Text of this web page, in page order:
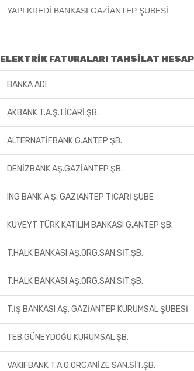
YAPI KREDİ BANKASI GAZİANTEP ŞUBESİ
ELEKTRİK FATURALARI TAHSİLAT
BANKA ADI
AKBANK T.A.Ş.TİCARİ ŞB.
ALTERNATİFBANK G.ANTEP ŞB.
DENİZBANK AŞ.GAZİANTEP ŞB.
ING BANK A.Ş. GAZİANTEP TİCARİ ŞUBE
KUVEYT TÜRK KATILIM BANKASI G.ANTEP ŞB.
T.HALK BANKASI AŞ.ORG.SAN.SİT.ŞB.
T.HALK BANKASI AŞ.ORG.SAN.SİT.ŞB.
T.İŞ BANKASI AŞ. GAZİANTEP KURUMSAL ŞUBESİ
TEB.GÜNEYDOĞU KURUMSAL ŞB.
VAKIFBANK T.A.O.ORGANİZE SAN.SİT.ŞB.